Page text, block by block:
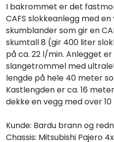
I bakrommet er det
CAFS slokkeanlegg med
skumblander som gir en
skumtall 8 (gir 400 liter
på ca. 22 l/min. Anlegget
slangetrommel med
lengde på hele 40 meter
Kastlengden er ca. 16
dekke en vegg med over
Kunde: Bardu brann og
Chassis: Mitsubishi Pajero